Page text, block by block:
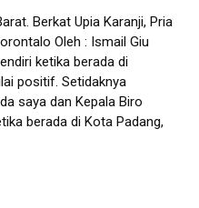
Berkat Upia Karanji, Pria
Oleh : Ismail Giu
ketika berada di
positif. Setidaknya
saya dan Kepala Biro
berada di Kota Padang,